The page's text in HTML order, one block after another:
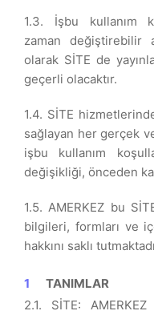
1.3. İşbu kullanım
zaman değiştirebilir
olarak SİTE de
geçerli olacaktır.
1.4. SİTE
sağlayan her gerçek
işbu kullanım
değişikliği, önceden
1.5. AMERKEZ bu
bilgileri, formları ve
hakkını saklı
TANIMLAR
2.1. SİTE: